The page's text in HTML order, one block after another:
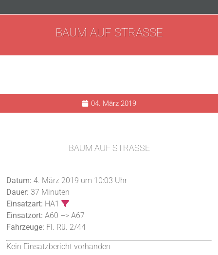
BAUM AUF STRASSE
04. März 2019
BAUM AUF STRASSE
Datum: 4. März 2019 um 10:03 Uhr
Dauer: 37 Minuten
Einsatzart: HA1
Einsatzort: A60 –> A67
Fahrzeuge: Fl. Rü. 2/44
Kein Einsatzbericht vorhanden